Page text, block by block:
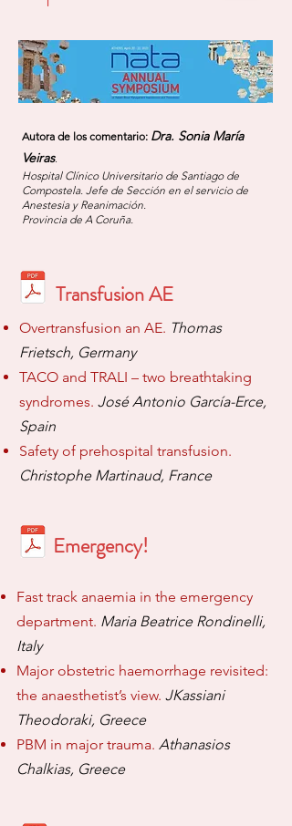
Autora de los comentario: Dra. Sonia María
Veiras.
Hospital Clínico Universitario de Santiago de
Compostela. Jefe de Sección en el servicio de
Anestesia y Reanimación.
Provincia de A Coruña.
Transfusion AE
Overtransfusion an AE. Thomas
Frietsch, Germany
TACO and TRALI – two breathtaking
syndromes. José Antonio García-Erce,
Spain
Safety of prehospital transfusion.
Christophe Martinaud, France
Emergency!
Fast track anaemia in the emergency
department. Maria Beatrice Rondinelli,
Italy
Major obstetric haemorrhage revisited:
the anaesthetist’s view. JKassiani
Theodoraki, Greece
PBM in major trauma. Athanasios
Chalkias, Greece